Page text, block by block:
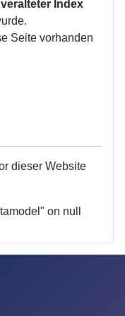
veralteter Index
Seite vorhanden
dieser Website
on null